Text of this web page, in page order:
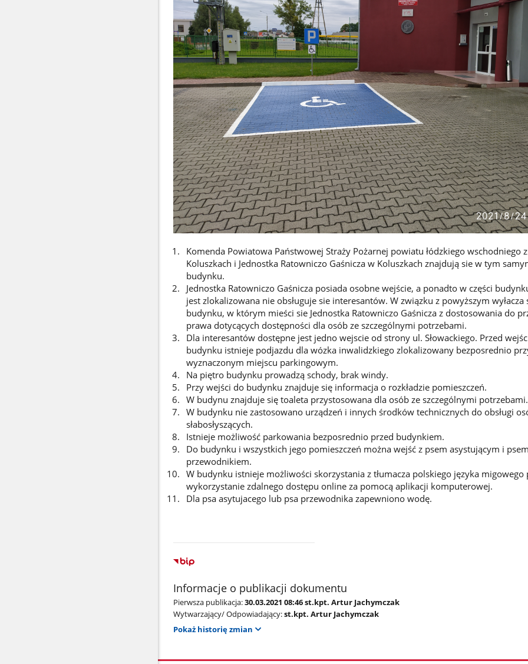
Komenda Powiatowa Państwowej Straży Pożarnej powiatu łódzkiego wschodniego
Koluszkach i Jednostka Ratowniczo Gaśnicza w Koluszkach znajdują sie w tym
budynku.
Jednostka Ratowniczo Gaśnicza posiada osobne wejście, a ponadto w części
jest zlokalizowana nie obsługuje sie interesantów. W związku z powyższym wyłacza
budynku, w którym mieści sie Jednostka Ratowniczo Gaśnicza z dostosowania do
prawa dotycących dostępności dla osób ze szczególnymi potrzebami.
Dla interesantów dostępne jest jedno wejscie od strony ul. Słowackiego. Przed
budynku istnieje podjazdu dla wózka inwalidzkiego zlokalizowany bezposrednio
wyznaczonym miejscu parkingowym.
Na piętro budynku prowadzą schody, brak windy.
Przy wejści do budynku znajduje się informacja o rozkładzie pomieszczeń.
W budynu znajduje się toaleta przystosowana dla osób ze szczególnymi potrzebami.
W budynku nie zastosowano urządzeń i innych środków technicznych do obsługi
słabosłyszących.
Istnieje możliwość parkowania bezposrednio przed budynkiem.
Do budynku i wszystkich jego pomieszczeń można wejść z psem asystującym i
przewodnikiem.
W budynku istnieje możliwości skorzystania z tłumacza polskiego języka migowego
wykorzystanie zdalnego dostępu online za pomocą aplikacji komputerowej.
Dla psa asytujacego lub psa przewodnika zapewniono wodę.
Informacje o publikacji dokumentu
Pierwsza publikacja:30.03.2021 08:46 st.kpt. Artur Jachymczak
Wytwarzający/ Odpowiadający:st.kpt. Artur Jachymczak
Pokaż historię zmian